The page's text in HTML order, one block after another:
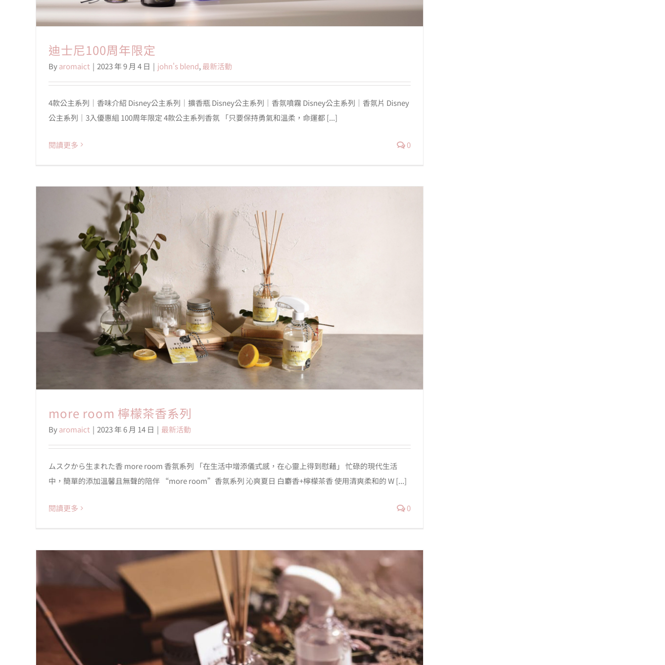
迪士尼100周年限定
Byaromaict | 2023 年 9 月 4 日 | john's blend, 最新活動
4款公主系列｜香味介紹 Disney公主系列｜擴香瓶 Disney公主系列｜香氛噴霧 Disney公主系列｜香氛片 Disney
公主系列｜3入優惠組 100周年限定 4款公主系列香氛 「只要保持勇氣和溫柔，命運都 [...]
閱讀更多 0
more room 檸檬茶香系列
Byaromaict | 2023 年 6 月 14 日 | 最新活動
ムスクから生まれた香 more room 香氛系列 「在生活中增添儀式感，在心靈上得到慰藉」 忙碌的現代生活
中，簡單的添加溫馨且無聲的陪伴 “more room”香氛系列 沁爽夏日 白麝香+檸檬茶香 使用清爽柔和的 W [...]
閱讀更多 0